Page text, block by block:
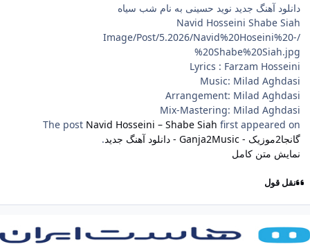
دانلود آهنگ جدید نوید حسینی به نام شب سیاه
Navid Hosseini Shabe Siah
/Image/Post/5.2026/Navid%20Hoseini%20-
%20Shabe%20Siah.jpg
Lyrics : Farzam Hosseini
Music: Milad Aghdasi
Arrangement: Milad Aghdasi
Mix-Mastering: Milad Aghdasi
The post Navid Hosseini – Shabe Siah first appeared on
گانجا2موزیک - Ganja2Music - دانلود آهنگ جدید
.
نمایش متن کامل
نقل قول